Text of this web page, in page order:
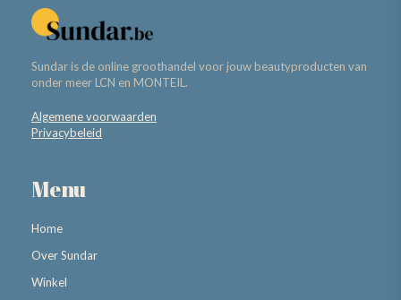
Sundar is de online groothandel voor jouw beautyproducten van
onder meer LCN en MONTEIL.
Algemene voorwaarden
Privacybeleid
Menu
Home
Over Sundar
Winkel